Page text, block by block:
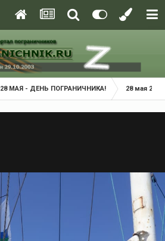
28 МАЯ - ДЕНЬ ПОГРАНИЧНИКА! 28 мая